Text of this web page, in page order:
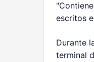
escritos
Durante
terminal